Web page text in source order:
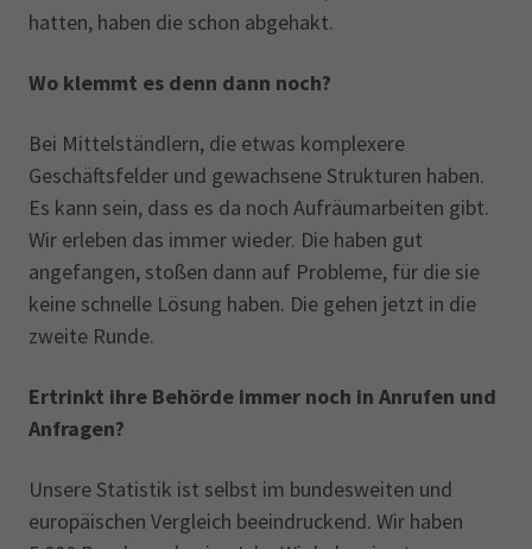
hatten, haben die schon abgehakt.
Wo klemmt es denn dann noch?
Bei Mittelständlern, die etwas komplexere
Geschäftsfelder und gewachsene Strukturen haben.
Es kann sein, dass es da noch Aufräumarbeiten gibt.
Wir erleben das immer wieder. Die haben gut
angefangen, stoßen dann auf Probleme, für die sie
keine schnelle Lösung haben. Die gehen jetzt in die
zweite Runde.
Ertrinkt ihre Behörde immer noch in Anrufen und
Anfragen?
Unsere Statistik ist selbst im bundesweiten und
europäischen Vergleich beeindruckend. Wir haben